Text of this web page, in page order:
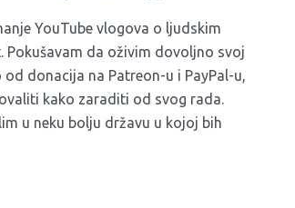
YouTube vlogova o ljudskim
Pokušavam da oživim dovoljno svoj
donacija na Patreon-u i PayPal-u,
kako zaraditi od svog rada.
u neku bolju državu u kojoj bih